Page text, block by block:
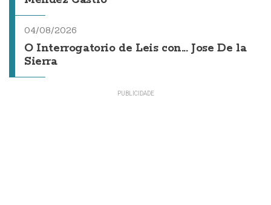
04/08/2026
O Interrogatorio de Leis con... Jose De la
Sierra